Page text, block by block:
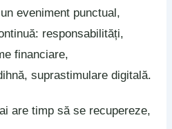
eveniment punctual,
responsabilități,
financiare,
suprastimulare digitală.
are timp să se recupereze,